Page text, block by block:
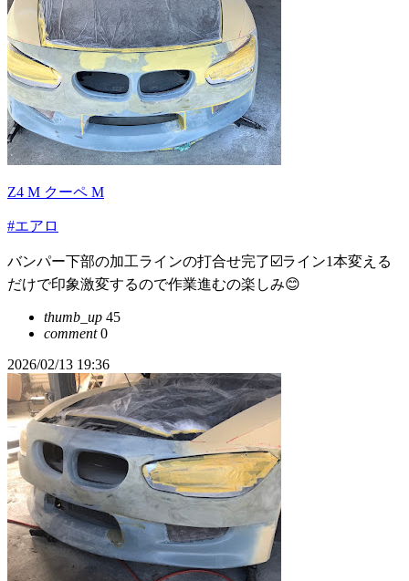
Z4 M クーペ M
#エアロ
バンパー下部の加工ラインの打合せ完了☑️ライン1本変える
だけで印象激変するので作業進むの楽しみ😊
thumb_up 45
comment0
2026/02/13 19:36